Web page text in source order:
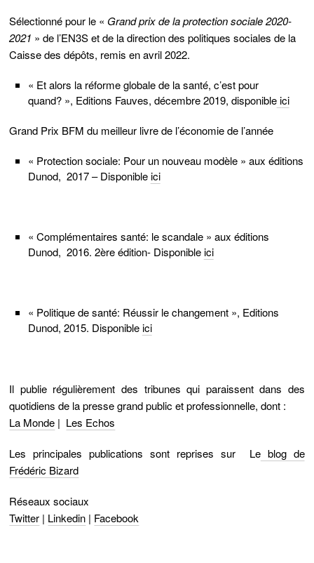
Sélectionné pour le « Grand prix de la protection sociale 2020-
2021 » de l’EN3S et de la direction des politiques sociales de la
Caisse des dépôts, remis en avril 2022.
« Et alors la réforme globale de la santé, c’est pour
quand? », Editions Fauves, décembre 2019, disponibleici
Grand Prix BFM du meilleur livre de l’économie de l’année
« Protection sociale: Pour un nouveau modèle » aux éditions
Dunod, 2017 – Disponibleici
« Complémentaires santé: le scandale » aux éditions
Dunod, 2016. 2ère édition- Disponibleici
« Politique de santé: Réussir le changement », Editions
Dunod, 2015. Disponibleici
Il publie régulièrement des tribunes qui paraissent dans des
quotidiens de la presse grand public et professionnelle, dont :
La Monde | Les Echos
Les principales publications sont reprises sur Leblog de
Frédéric Bizard
Réseaux sociaux
Twitter | Linkedin | Facebook